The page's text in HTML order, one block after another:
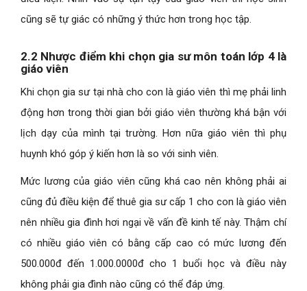
cũng sẽ tự giác có những ý thức hơn trong học tập.
2.2 Nhược điểm khi chọn gia sư môn toán lớp 4 là
giáo viên
Khi chọn gia sư tại nhà cho con là giáo viên thì mẹ phải linh
động hơn trong thời gian bởi giáo viên thường khá bận với
lịch dạy của mình tại trường. Hơn nữa giáo viên thì phụ
huynh khó góp ý kiến hơn là so với sinh viên.
Mức lương của giáo viên cũng khá cao nên không phải ai
cũng đủ điều kiện để thuê gia sư cấp 1 cho con là giáo viên
nên nhiều gia đình hơi ngại về vấn đề kinh tế này. Thậm chí
có nhiều giáo viên có bằng cấp cao có mức lương đến
500.000đ đến 1.000.0000đ cho 1 buổi học và điều này
không phải gia đình nào cũng có thể đáp ứng.